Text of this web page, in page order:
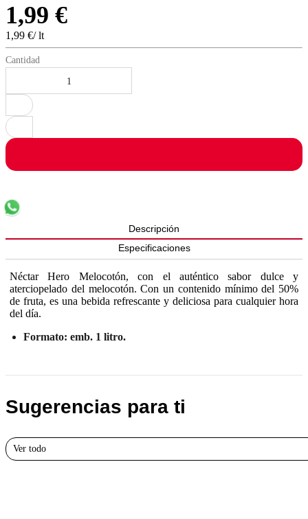
1,99 €
1,99 €/lt
Cantidad
Descripción
Especificaciones
Néctar Hero Melocotón, con el auténtico sabor dulce y
aterciopelado del melocotón. Con un contenido mínimo del 50%
de fruta, es una bebida refrescante y deliciosa para cualquier hora
del día.
Formato: emb. 1 litro.
Sugerencias para ti
Ver todo